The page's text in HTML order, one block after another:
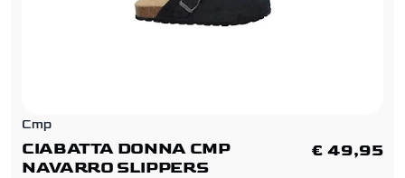
Cmp
CIABATTA DONNA CMP
NAVARRO SLIPPERS
€ 49,95